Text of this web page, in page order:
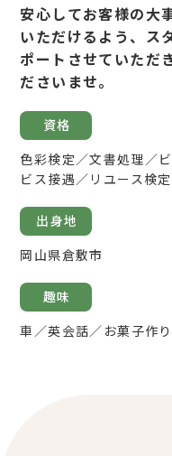
安心してお客様の大
いただけるよう、ス
ポートさせていただ
ださいませ。
資格
色彩検定／文書処理／
ビス接遇／リユース検
出身地
岡山県倉敷市
趣味
車／英会話／お菓子作り